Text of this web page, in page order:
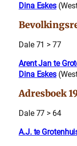
Dina Eskes
Dale 71 > 77
Arent Jan te
Dina Eskes
Adresboek
Dale 77 > 64
A.J. te